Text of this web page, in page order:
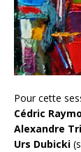
Pour cette
Cédric
Alexandre
Urs Dubicki